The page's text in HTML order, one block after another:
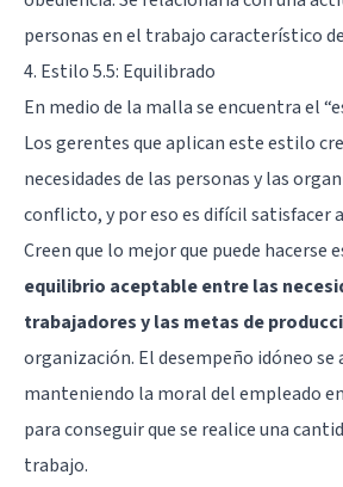
personas en el trabajo característico
4. Estilo 5.5: Equilibrado
En medio de la malla se encuentra el
Los gerentes que aplican este estilo
necesidades de las personas y las
conflicto, y por eso es difícil satisfacer
Creen que lo mejor que puede hacerse
equilibrio aceptable entre las
trabajadores y las metas de
organización. El desempeño idóneo se
manteniendo la moral del empleado
para conseguir que se realice una
trabajo.